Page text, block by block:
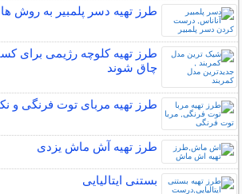
طرز تهیه دسر پلمبیر به روش
طرز تهیه کلوچه رژیمی برای
چاق شوند
طرز تهیه مربای توت فرنگی و
طرز تهیه آش ماش یزدی
بستنی ایتالیایی